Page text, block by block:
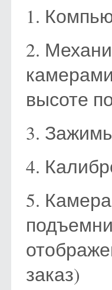
1.
2.
высоте
3.
4.
5.
заказ)